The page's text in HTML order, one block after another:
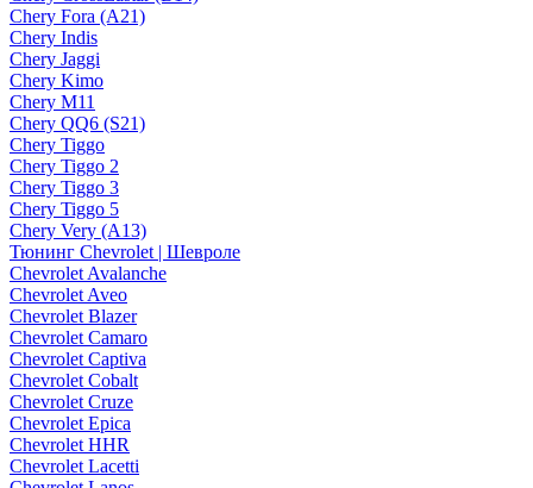
Chery Fora (A21)
Chery Indis
Chery Jaggi
Chery Kimo
Chery M11
Chery QQ6 (S21)
Chery Tiggo
Chery Tiggo 2
Chery Tiggo 3
Chery Tiggo 5
Chery Very (A13)
Тюнинг Chevrolet | Шевроле
Chevrolet Avalanche
Chevrolet Aveo
Chevrolet Blazer
Chevrolet Camaro
Chevrolet Captiva
Chevrolet Cobalt
Chevrolet Cruze
Chevrolet Epica
Chevrolet HHR
Chevrolet Lacetti